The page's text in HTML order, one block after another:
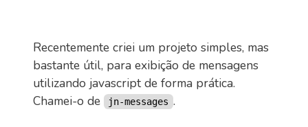
Recentemente criei um projeto simples, mas
bastante útil, para exibição de mensagens
utilizando javascript de forma prática.
Chamei-o de
jn-messages .